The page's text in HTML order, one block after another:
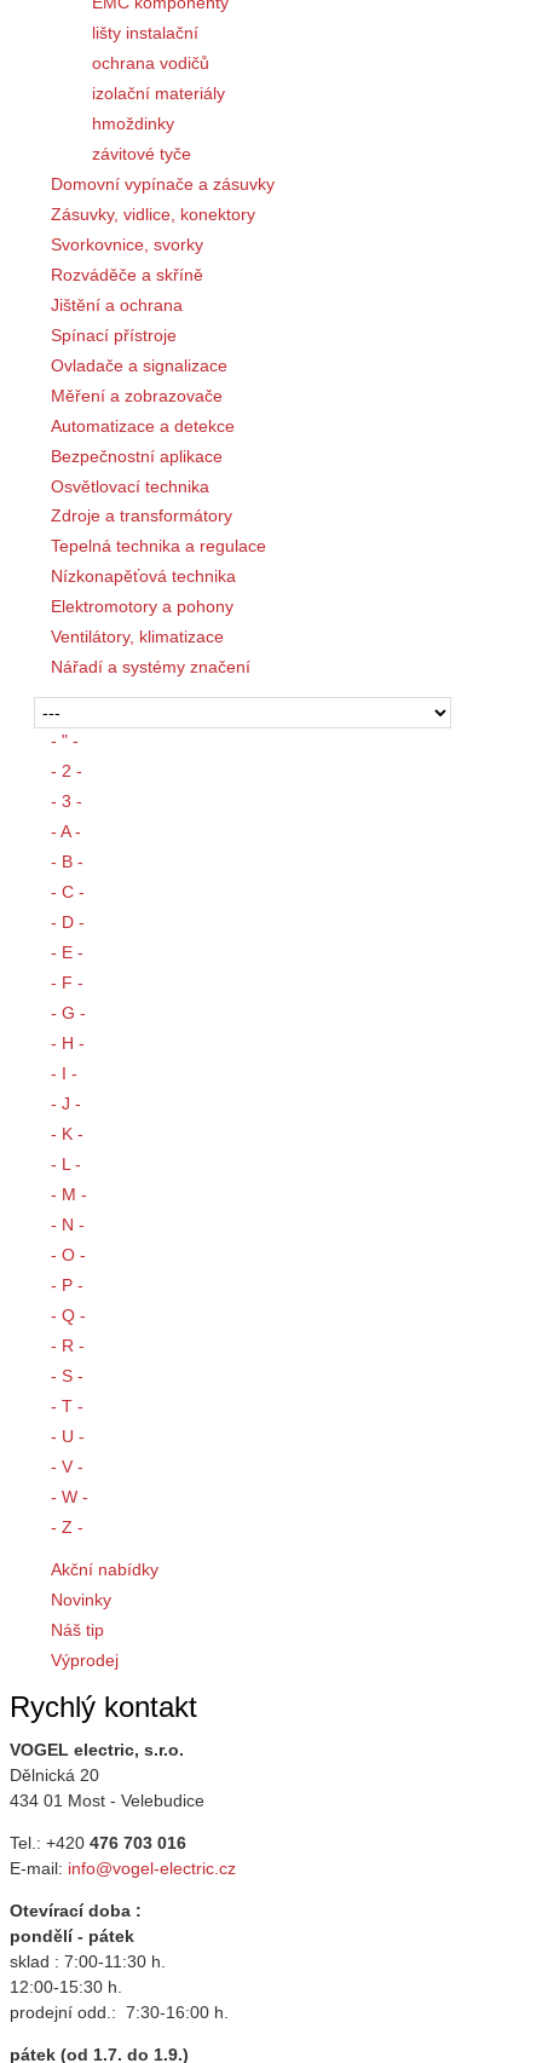
lišty instalační
ochrana vodičů
izolační materiály
hmoždinky
závitové tyče
Domovní vypínače a zásuvky
Zásuvky, vidlice, konektory
Svorkovnice, svorky
Rozváděče a skříně
Jištění a ochrana
Spínací přístroje
Ovladače a signalizace
Měření a zobrazovače
Automatizace a detekce
Bezpečnostní aplikace
Osvětlovací technika
Zdroje a transformátory
Tepelná technika a regulace
Nízkonapěťová technika
Elektromotory a pohony
Ventilátory, klimatizace
Nářadí a systémy značení
- " -
- 2 -
- 3 -
- A -
- B -
- C -
- D -
- E -
- F -
- G -
- H -
- I -
- J -
- K -
- L -
- M -
- N -
- O -
- P -
- Q -
- R -
- S -
- T -
- U -
- V -
- W -
- Z -
Akční nabídky
Novinky
Náš tip
Výprodej
Rychlý kontakt
VOGEL electric, s.r.o.
Dělnická 20
434 01 Most - Velebudice
Tel.: +420 476 703 016
E-mail: info@vogel-electric.cz
Otevírací doba :
pondělí - pátek
sklad : 7:00-11:30 h.
12:00-15:30 h.
prodejní odd.: 7:30-16:00 h.
pátek (od 1.7. do 1.9.)